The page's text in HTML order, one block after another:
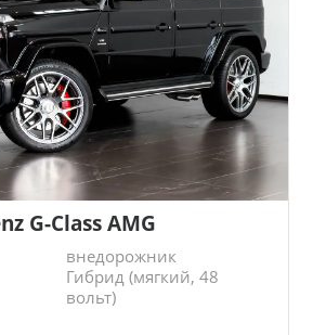
G-Class AMG
внедорожник
Гибрид (мягкий, 48
вольт)